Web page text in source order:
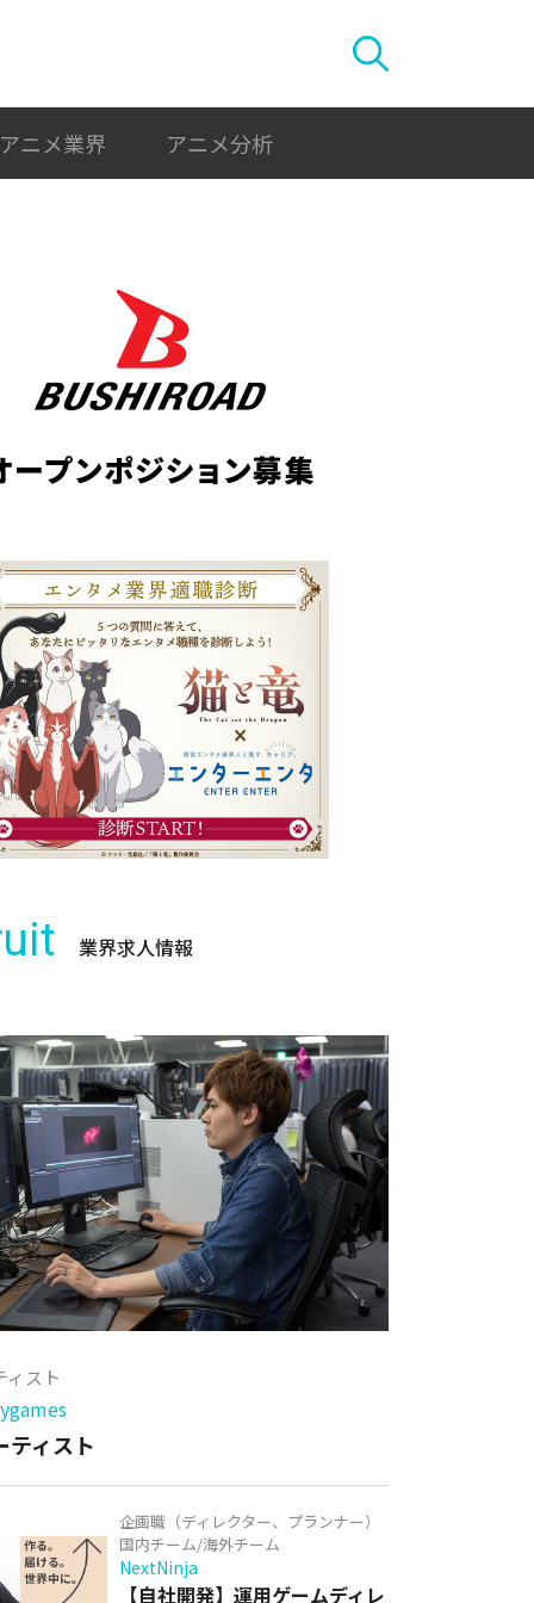
アニメ業界 アニメ分析
業界求人情報
ィスト
ティスト
企画職（ディレクター、プランナー）
国内チーム/海外チーム
NextNinja
【自社開発】運用ゲームディレ